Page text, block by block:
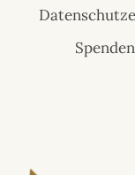
Spenden